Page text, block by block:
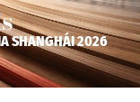
SHANGHÁI 2026